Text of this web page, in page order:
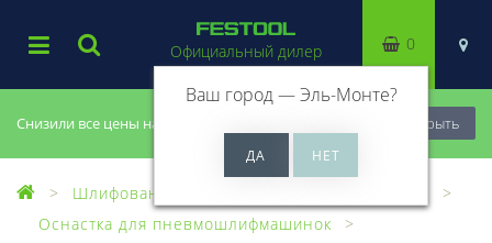
Снизили все цены на 20%, успей купить! Закрыть
Официальный дилер
Ваш город —Эль-Монте?
0
Шлифование
Оснастка для пневмошлифмашинок